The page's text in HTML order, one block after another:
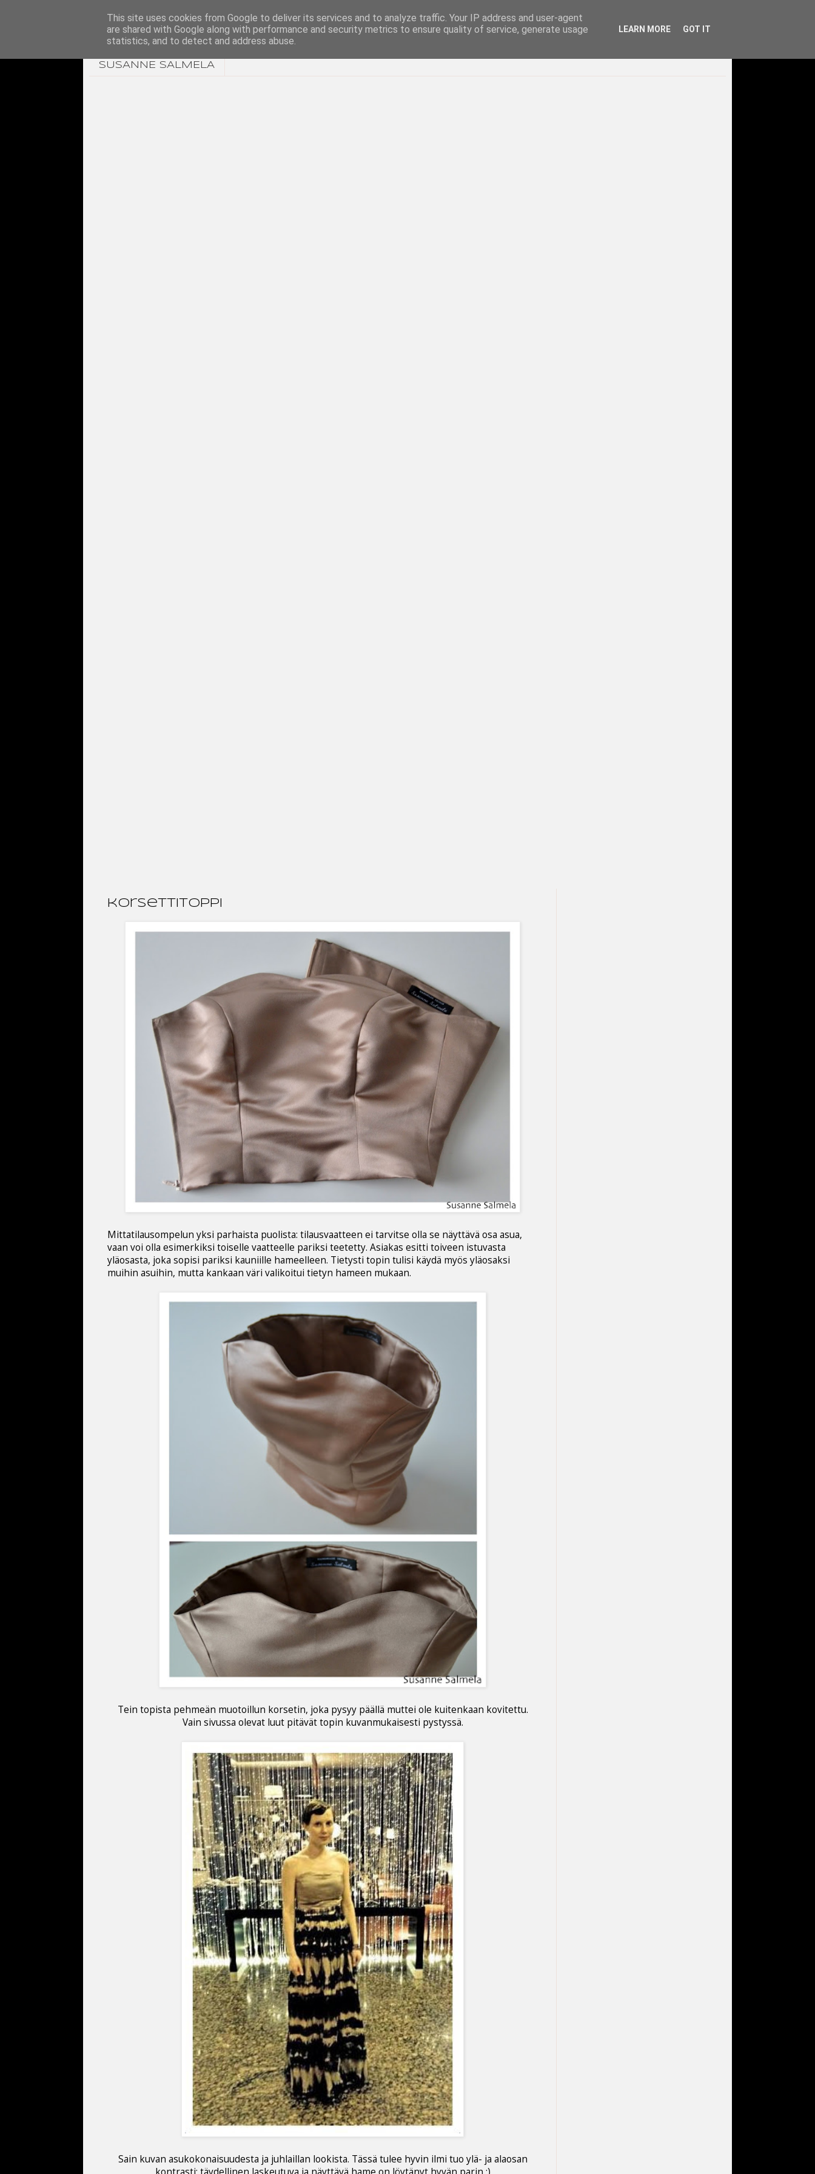
SUSANNE SALMELA
korsettitoppi
Mittatilausompelun yksi parhaista puolista: tilausvaatteen ei tarvitse olla se näyttävä osa asua,
vaan voi olla esimerkiksi toiselle vaatteelle pariksi teetetty. Asiakas esitti toiveen istuvasta
yläosasta, joka sopisi pariksi kauniille hameelleen. Tietysti topin tulisi käydä myös yläosaksi
muihin asuihin, mutta kankaan väri valikoitui tietyn hameen mukaan.
Tein topista pehmeän muotoillun korsetin, joka pysyy päällä muttei ole kuitenkaan kovitettu.
Vain sivussa olevat luut pitävät topin kuvanmukaisesti pystyssä.
Sain kuvan asukokonaisuudesta ja juhlaillan lookista. Tässä tulee hyvin ilmi tuo ylä- ja alaosan
This site uses cookies from Google to deliver its services and to analyze traffic. Your IP address and user-agent
are shared with Google along with performance and security metrics to ensure quality of service, generate usage
statistics, and to detect and address abuse.
LEARN MORE GOT IT